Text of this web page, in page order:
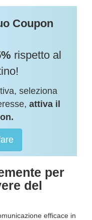
Coupon
rispetto al
seleziona
attiva il
per
del
efficace in